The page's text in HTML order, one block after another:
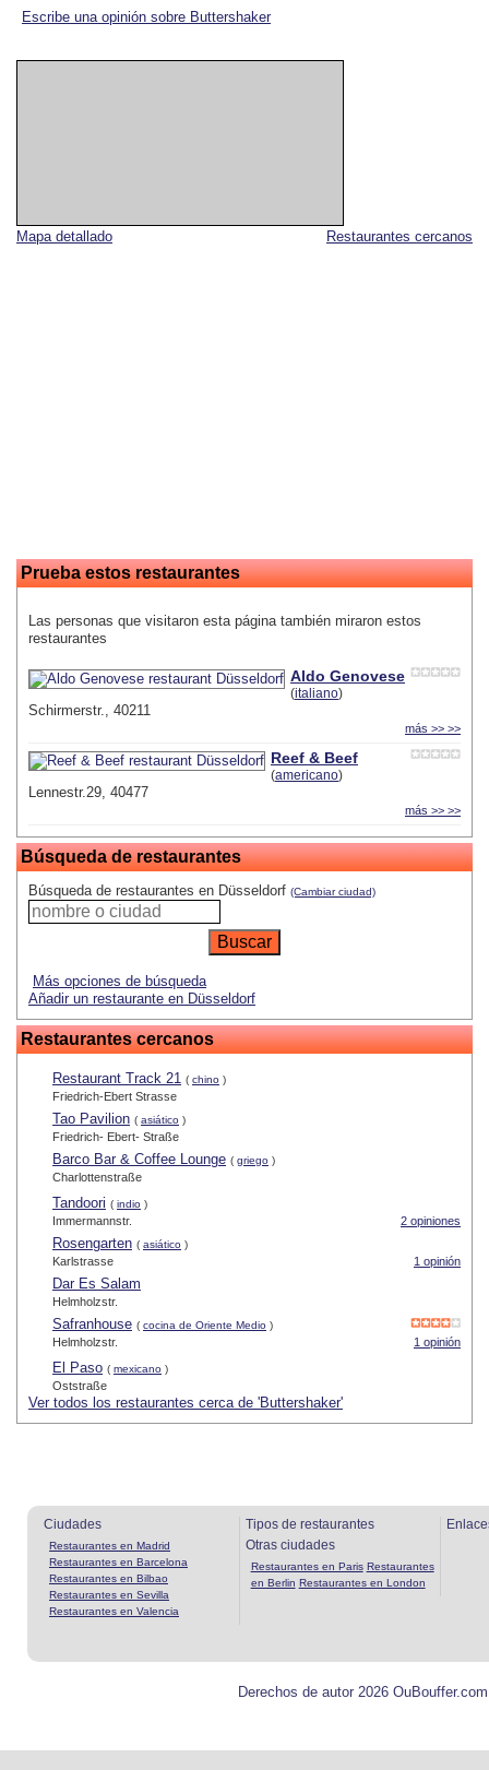
Restaurantes cercanos
Mapa detallado
Prueba estos restaurantes
Las personas que visitaron esta página también miraron estos
restaurantes
Aldo Genovese
(italiano)
Schirmerstr., 40211
más >> >>
Reef & Beef
(americano)
Lennestr.29, 40477
más >> >>
Búsqueda de restaurantes
Búsqueda de restaurantes en Düsseldorf (Cambiar ciudad)
Más opciones de búsqueda
Añadir un restaurante en Düsseldorf
Restaurantes cercanos
Restaurant Track 21 ( chino )
Friedrich-Ebert Strasse
Tao Pavilion ( asiático )
Friedrich- Ebert- Straße
Barco Bar & Coffee Lounge ( griego )
Charlottenstraße
Tandoori ( indio )
2 opiniones
Immermannstr.
Rosengarten ( asiático )
1 opinión
Karlstrasse
Dar Es Salam
Helmholzstr.
Safranhouse ( cocina de Oriente Medio )
1 opinión
Helmholzstr.
El Paso ( mexicano )
Oststraße
Ver todos los restaurantes cerca de 'Buttershaker'
Escribe una opinión sobre Buttershaker
Ciudades
Restaurantes en Madrid
Restaurantes en Barcelona
Restaurantes en Bilbao
Restaurantes en Sevilla
Restaurantes en Valencia
Tipos de restaurantes
Otras ciudades
Restaurantes en Paris Restaurantes
en Berlin Restaurantes en London
Derechos de autor 2026